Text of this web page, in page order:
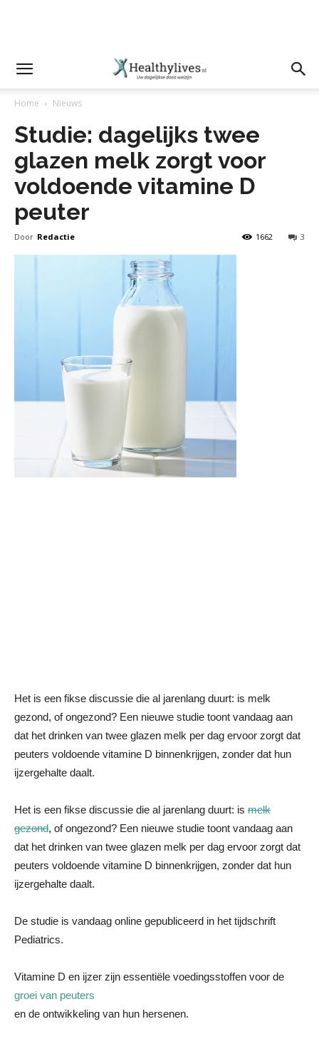
Home Nieuws
Studie: dagelijks twee
glazen melk zorgt voor
voldoende vitamine D
peuter
Door Redactie 3
1662
Het is een fikse discussie die al jarenlang duurt: is melk
gezond, of ongezond? Een nieuwe studie toont vandaag aan
dat het drinken van twee glazen melk per dag ervoor zorgt dat
peuters voldoende vitamine D binnenkrijgen, zonder dat hun
ijzergehalte daalt.
Het is een fikse discussie die al jarenlang duurt: is melk
gezond, of ongezond? Een nieuwe studie toont vandaag aan
dat het drinken van twee glazen melk per dag ervoor zorgt dat
peuters voldoende vitamine D binnenkrijgen, zonder dat hun
ijzergehalte daalt.
De studie is vandaag online gepubliceerd in het tijdschrift
Pediatrics.
Vitamine D en ijzer zijn essentiële voedingsstoffen voor de
groei van peuters
en de ontwikkeling van hun hersenen.